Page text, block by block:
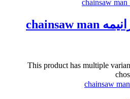
This product has multiple